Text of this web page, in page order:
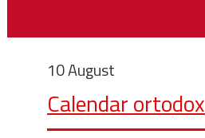
10 August
Calendar ortodox